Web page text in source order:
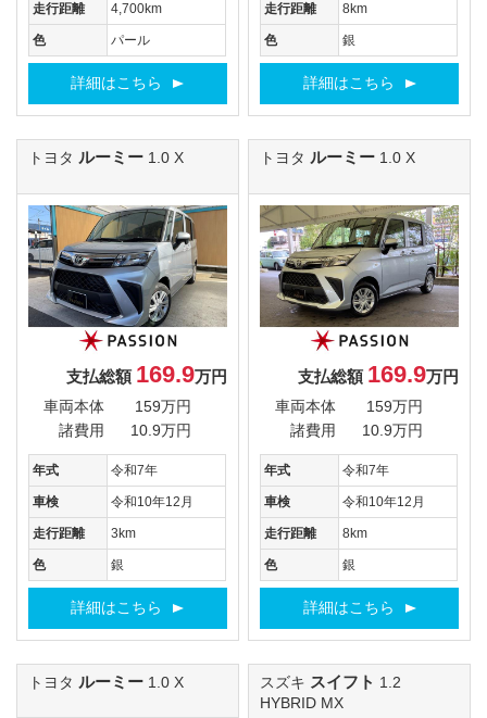
走行距離 4,700km
色 パール
詳細はこちら
走行距離 8km
色 銀
詳細はこちら
トヨタ ルーミー 1.0 X
支払総額 169.9万円
車両本体
159万円
諸費用
10.9万円
年式 令和7年
車検 令和10年12月
走行距離 3km
色 銀
詳細はこちら
トヨタ ルーミー 1.0 X
支払総額 169.9万円
車両本体
159万円
諸費用
10.9万円
年式 令和7年
車検 令和10年12月
走行距離 8km
色 銀
詳細はこちら
トヨタ ルーミー 1.0 X スズキ スイフト 1.2
HYBRID MX